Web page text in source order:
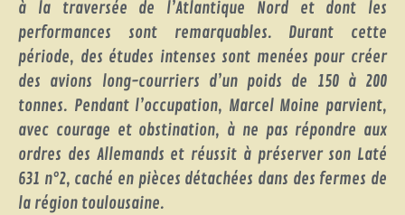
à la traversée de l’Atlantique Nord et dont les
performances sont remarquables. Durant cette
période, des études intenses sont menées pour créer
des avions long-courriers d’un poids de 150 à 200
tonnes. Pendant l’occupation, Marcel Moine parvient,
avec courage et obstination, à ne pas répondre aux
ordres des Allemands et réussit à préserver son Laté
631 n°2, caché en pièces détachées dans des fermes de
la région toulousaine.